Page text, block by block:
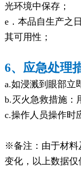
光环境中保存；
e．本品自生产之
其可用性；
6、应急处理
a.如浸溅到眼部立
b.灭火急救措施：
c.操作人员操作时
※备注：由于材料
变化，以上数据仅